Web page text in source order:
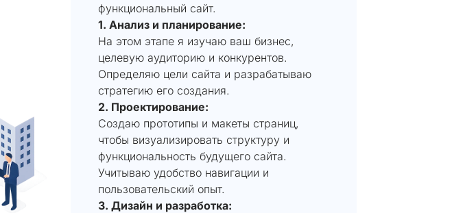
функциональный сайт.
1. Анализ и планирование:
На этом этапе я изучаю ваш бизнес,
целевую аудиторию и конкурентов.
Определяю цели сайта и разрабатываю
стратегию его создания.
2. Проектирование:
Создаю прототипы и макеты страниц,
чтобы визуализировать структуру и
функциональность будущего сайта.
Учитываю удобство навигации и
пользовательский опыт.
3. Дизайн и разработка: